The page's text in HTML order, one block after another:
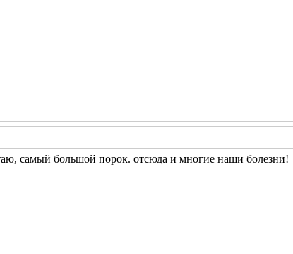
самый большой порок. отсюда и многие наши болезни!